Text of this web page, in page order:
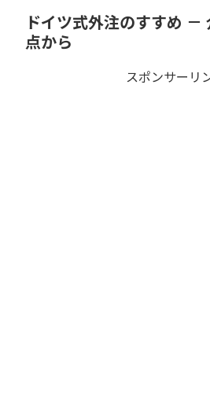
ドイツ式外注のすすめ
点から
スポンサーリ